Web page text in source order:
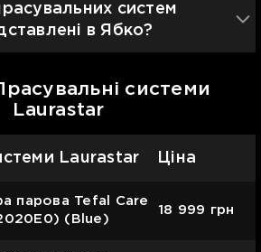
систем
в Ябко?
системи
Laurastar
Laurastar Ціна
парова Tefal Care
(Blue)
18 999 грн